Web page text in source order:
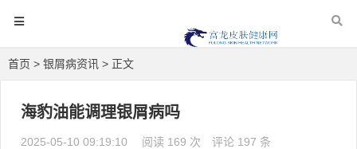
首页 > 银屑病资讯 > 正文
海豹油能调理银屑病吗
2025-05-10 09:19:10 阅读 169 次 评论 197 条